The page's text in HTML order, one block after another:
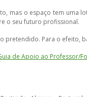
mas o espaço tem uma
o seu futuro profissional.
pretendido. Para o efeito,
de Apoio ao Professor/